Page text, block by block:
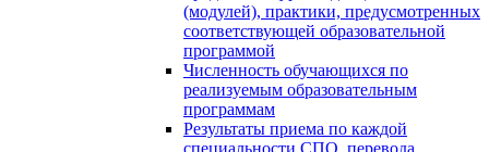
(модулей), практики, предусмотренных
соответствующей образовательной
программой
Численность обучающихся по
реализуемым образовательным
программам
Результаты приема по каждой
специальности СПО, перевода,